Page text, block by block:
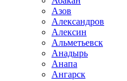
Азов
Александров
Алексин
Альметьевск
Анадырь
Анапа
Ангарск